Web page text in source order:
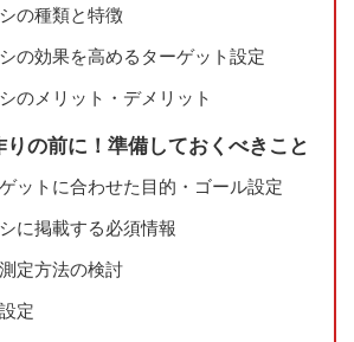
の種類と特徴
の効果を高めるターゲット設定
のメリット・デメリット
の前に！準備しておくべきこと
ットに合わせた目的・ゴール設定
に掲載する必須情報
定方法の検討
定